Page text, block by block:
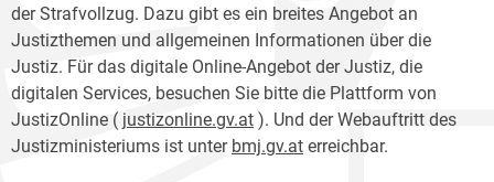
der Strafvollzug. Dazu gibt es ein breites Angebot an
Justizthemen und allgemeinen Informationen über die
Justiz. Für das digitale Online-Angebot der Justiz, die
digitalen Services, besuchen Sie bitte die Plattform von
JustizOnline ( justizonline.gv.at ). Und der Webauftritt des
Justizministeriums ist unter bmj.gv.at erreichbar.